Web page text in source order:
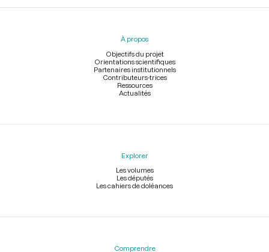
Menu
À propos
Objectifs du projet
Orientations scientifiques
Partenaires institutionnels
Contributeurs-trices
Ressources
Actualités
Explorer
Les volumes
Les députés
Les cahiers de doléances
Comprendre